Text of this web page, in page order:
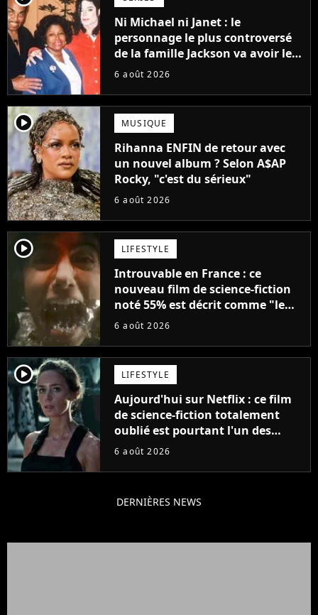
Ni Michael ni Janet : le
personnage le plus controversé
de la famille Jackson va avoir le
droit à sa propre série
6 août 2026
player2 MUSIQUE
Rihanna ENFIN de retour avec
un nouvel album ? Selon A$AP
Rocky, "c'est du sérieux"
6 août 2026
player2 LIFESTYLE
Introuvable en France : ce
nouveau film de science-fiction
noté 55% est décrit comme "le
plus stupide de l'année"
6 août 2026
player2 LIFESTYLE
Aujourd'hui sur Netflix : ce film
de science-fiction totalement
oublié est pourtant l'un des
meilleurs des années 2010
6 août 2026
DERNIÈRES NEWS